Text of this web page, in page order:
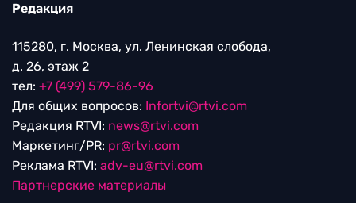
Редакция
115280, г. Москва, ул. Ленинская слобода,
д. 26, этаж 2
тел: +7 (499) 579-86-96
Для общих вопросов: Infortvi@rtvi.com
Редакция RTVI: news@rtvi.com
Маркетинг/PR: pr@rtvi.com
Реклама RTVI: adv-eu@rtvi.com
Партнерские материалы